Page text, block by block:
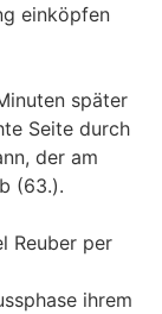
einköpfen
später
Seite durch
der am
(63.).
Reuber per
ihrem